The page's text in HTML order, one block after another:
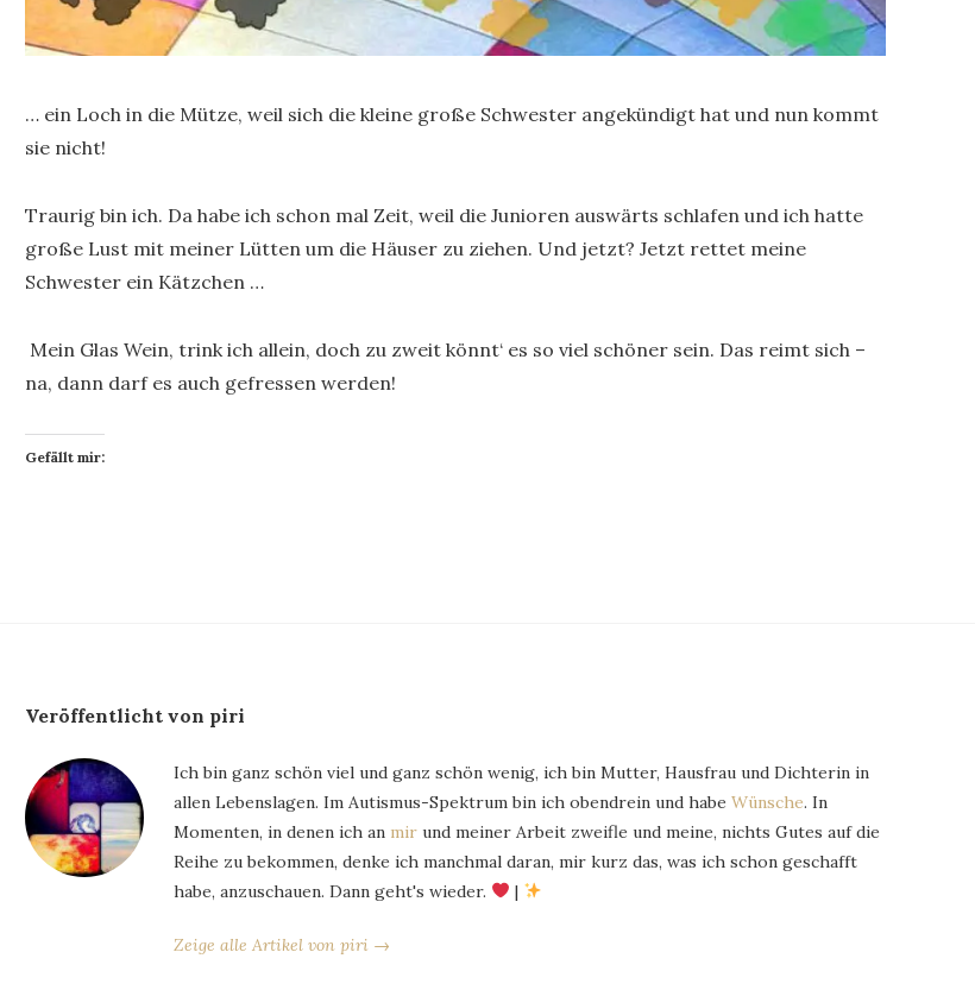
… ein Loch in die Mütze, weil sich die kleine große Schwester angekündigt hat und nun kommt
sie nicht!
Traurig bin ich. Da habe ich schon mal Zeit, weil die Junioren auswärts schlafen und ich hatte
große Lust mit meiner Lütten um die Häuser zu ziehen. Und jetzt? Jetzt rettet meine
Schwester ein Kätzchen …
Mein Glas Wein, trink ich allein, doch zu zweit könnt‘ es so viel schöner sein. Das reimt sich –
na, dann darf es auch gefressen werden!
Gefällt mir:
Veröffentlicht von piri
Ich bin ganz schön viel und ganz schön wenig, ich bin Mutter, Hausfrau und Dichterin in
allen Lebenslagen. Im Autismus-Spektrum bin ich obendrein und habeWünsche. In
Momenten, in denen ich an mir und meiner Arbeit zweifle und meine, nichts Gutes auf die
Reihe zu bekommen, denke ich manchmal daran, mir kurz das, was ich schon geschafft
habe, anzuschauen. Dann geht's wieder.
|
Zeige alle Artikel von piri →